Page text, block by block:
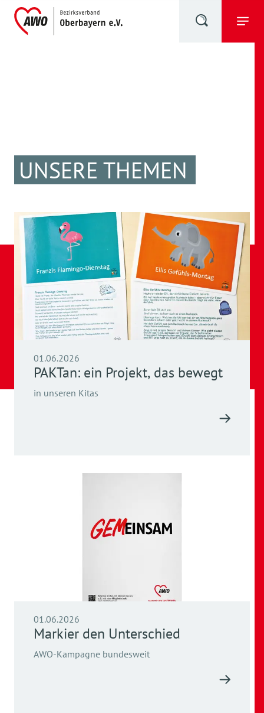
UNSERE THEMEN
01.06.2026
PAKTan: ein Projekt, das bewegt
in unseren Kitas
01.06.2026
Markier den Unterschied
AWO-Kampagne bundesweit